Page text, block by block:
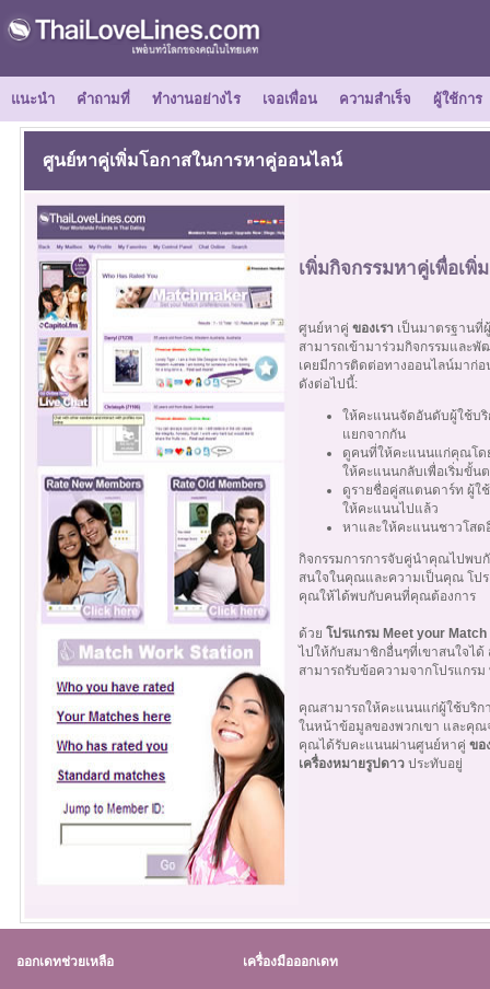
แนะนำ คำถามที่ ทำงานอย่างไร เจอเพื่อน ความสำเร็จ ผู้ใช้การ
ศูนย์หาคู่เพิ่มโอกาสในการหาคู่ออนไลน์
เพิ่มกิจกรรมหาคู่เพื่อเพิ่
ศูนย์หาคู่ ของเรา เป็นมาตรฐานที่
สามารถเข้ามาร่วมกิจกรรมและ
เคยมีการติดต่อทางออนไลน์มาก่
ดังต่อไปนี้:
ให้คะแนนจัดอันดับผู้ใช้บริ
แยกจากกัน
ดูคนที่ให้คะแนนแก่คุณโด
ให้คะแนนกลับเพื่อเริ่มขั้น
ดูรายชื่อคู่สแตนดาร์ท ผู้ใ
ให้คะแนนไปแล้ว
หาและให้คะแนนชาวโสด
กิจกรรมการการจับคู่นำคุณไปพบ
สนใจในคุณและความเป็นคุณ โปร
คุณให้ได้พบกับคนที่คุณต้องการ
ด้วย โปรแกรม Meet your Match
ไปให้กับสมาชิกอื่นๆที่เขาสนใจไ
สามารถรับข้อความจากโปรแกรม
คุณสามารถให้คะแนนแก่ผู้ใช้บริก
ในหน้าข้อมูลของพวกเขา และคุ
คุณได้รับคะแนนผ่านศูนย์หาคู่ ขอ
เครื่องหมายรูปดาวประทับอยู่
ออกเดทช่วยเหลือ เครื่องมือออกเดท